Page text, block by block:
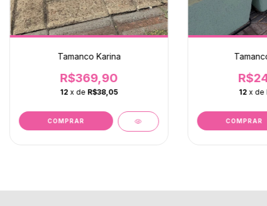
Tamanco Karina
R$369,90
12 x de R$38,05
COMPRAR
12 x de
COMPRAR